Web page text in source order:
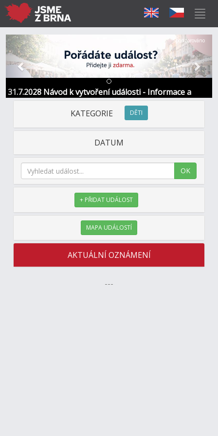
31.7.2028 Návod k vytvoření události - Informace a
kontakt
Předchozí Další
Sponzorováno
KATEGORIE DĚTI
DATUM
OK
+ PŘIDAT UDÁLOST
MAPA UDÁLOSTÍ
AKTUÁLNÍ OZNÁMENÍ
---